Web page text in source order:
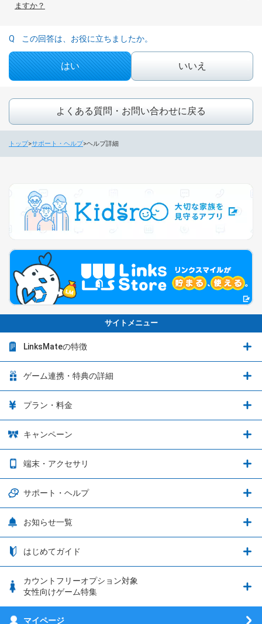
ますか？
この回答は、お役に立ちましたか。
はい いいえ
よくある質問・お問い合わせに戻る
トップ サポート・ヘルプ ヘルプ詳細
サイトメニュー
LinksMateの特徴
LinksMateの特徴
音声通話料金がもっとオトクに
データ通信容量繰り越し
通信エリアと通信速度状況
つながる端末保証
フィルタリングアプリ
5G回線オプションについて
ゲーム連携・特典の詳細
ゲーム連携・特典の詳細
ブレイブソード×ブレイズソウル
ウマ娘 プリティーダービー
プリンセスコネクト！Re:Dive
釣り★スタ
ウマスクについて
プラン・料金
プラン・料金
3種類のSIMタイプ
日割り計算
キャンペーン
お得なキャンペーン実施中！
OPPO端末購入キャンペーン第5弾
端末・アクセサリ
端末・アクセサリ
iPhone利用について
動作確認済み端末一覧
サポート・ヘルプ
サポート・ヘルプ
nanoSIM･microSIM･通常SIMの初期設定方法
eSIMの初期設定方法
お知らせ一覧
お知らせ一覧
はじめてガイド
はじめてガイド
カウントフリーオプション対象
女性向けゲーム特集
刀剣乱舞-ONLINE- Pocket
マイページ